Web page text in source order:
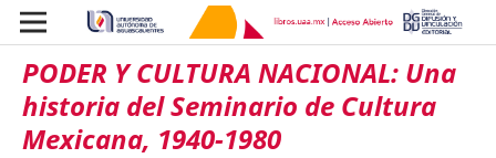
PODER Y CULTURA NACIONAL: Una
historia del Seminario de Cultura
Mexicana, 1940-1980